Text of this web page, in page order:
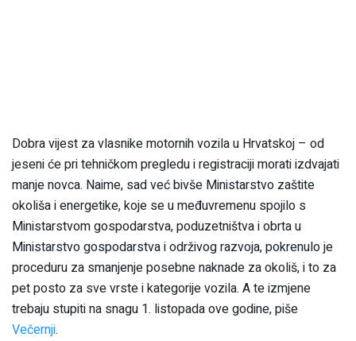
Dobra vijest za vlasnike motornih vozila u Hrvatskoj – od
jeseni će pri tehničkom pregledu i registraciji morati izdvajati
manje novca. Naime, sad već bivše Ministarstvo zaštite
okoliša i energetike, koje se u međuvremenu spojilo s
Ministarstvom gospodarstva, poduzetništva i obrta u
Ministarstvo gospodarstva i održivog razvoja, pokrenulo je
proceduru za smanjenje posebne naknade za okoliš, i to za
pet posto za sve vrste i kategorije vozila. A te izmjene
trebaju stupiti na snagu 1. listopada ove godine, piše
Večernji.